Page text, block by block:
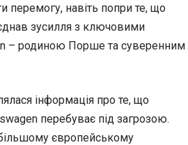
перемогу, навіть попри те, що
зусилля з ключовими
– родиною Порше та суверенним
інформація про те, що
перебуває під загрозою.
європейському